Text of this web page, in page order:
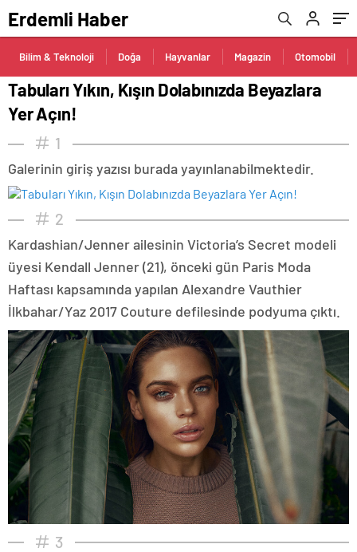
Erdemli Haber
Bilim & Teknoloji Doğa Hayvanlar Magazin Otomobil
Tabuları Yıkın, Kışın Dolabınızda Beyazlara
Yer Açın!
1
Galerinin giriş yazısı burada yayınlanabilmektedir.
2
Kardashian/Jenner ailesinin Victoria’s Secret modeli
üyesi Kendall Jenner (21), önceki gün Paris Moda
Haftası kapsamında yapılan Alexandre Vauthier
İlkbahar/Yaz 2017 Couture defilesinde podyuma çıktı.
3